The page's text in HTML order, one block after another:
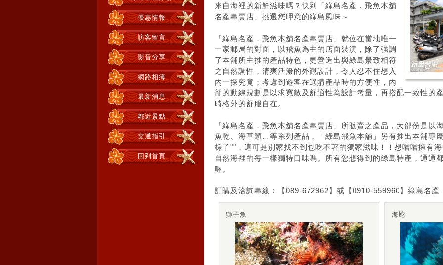
優惠情報
訪客留言
影音分享
網路相簿
最新消息
鄰近景點
交通指引
回到首頁
來自海裡的新鮮滋味嗎？快到「 綠島名產．飛魚本舖
名產專賣店」挑選您呷意的綠島 風味～
「 綠島名產．飛魚本舖名產專賣店」就位在當地唯一
一家郵局的對面，以飛魚為主的店面裝潢，除了強調
了本舖所主推的產品特色，更營造出與綠島景致相符
之自然調性，清爽活潑的外觀設計，令人忍不住想入
內一探究竟；考慮到遊客在選購產品時的方便性，內
部的動線規劃是以求寬敞及舒適性為設計考量，再搭配一致性的
時格外的舒服自在。
「 綠島名產．飛魚本舖名產專賣店」所販賣之產品，大部份是以
魚乾、海草類…等系列產品，「 綠島飛魚本舖」另有推出本舖專
棕子""，這可是別家找不到也吃不著的獨家滋味！！想嚐嚐擁有
自然海裡的每一樣獨特口味嗎。所有您想得到的綠島特產，通通
喔。
訂購及洽詢專線：【089-672962】或【0910-559960】 綠島名產
獅子魚 海蛇